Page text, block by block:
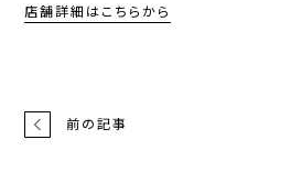
店舗詳細はこちらから
前の記事